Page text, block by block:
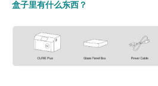
盒子里有什么东西？